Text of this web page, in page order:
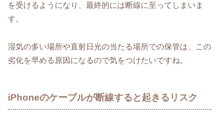
を受けるようになり、最終的には断線に至ってしまいま
す。
湿気の多い場所や直射日光の当たる場所での保管は、この
劣化を早める原因になるので気をつけたいですね。
iPhoneのケーブルが断線すると起きるリスク